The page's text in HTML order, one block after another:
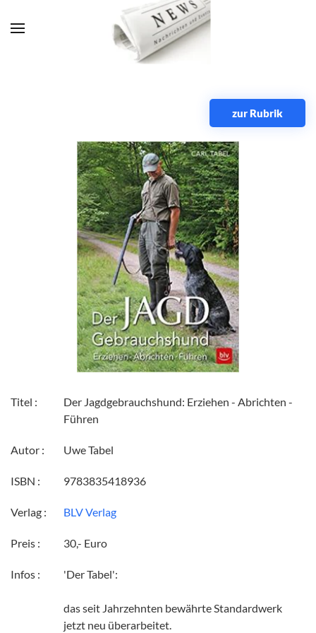
Zum Hauptinhalt springen
zur Rubrik
Titel :
Der Jagdgebrauchshund: Erziehen - Abrichten -
Führen
Autor : Uwe Tabel
ISBN : 9783835418936
Verlag : BLV Verlag
Preis : 30,- Euro
Infos : 'Der Tabel':
das seit Jahrzehnten bewährte Standardwerk
jetzt neu überarbeitet.